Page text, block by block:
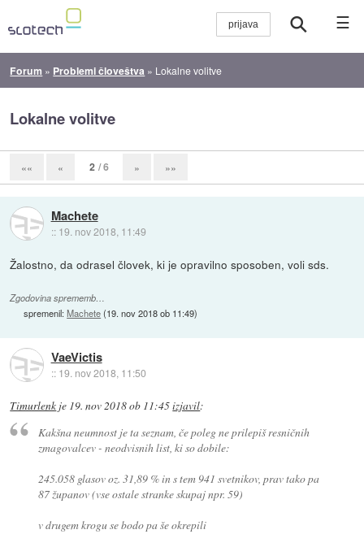
☰
Forum » Problemi človeštva » Lokalne volitve
Lokalne volitve
«« « 2 / 6 » »»
Machete
:: 19. nov 2018, 11:49
Žalostno, da odrasel človek, ki je opravilno sposoben, voli sds.
Zgodovina sprememb…
spremenil:Machete(19. nov 2018 ob 11:49)
VaeVictis
:: 19. nov 2018, 11:50
Timurlenk je 19. nov 2018 ob 11:45izjavil:
Kakšna neumnost je ta seznam, če poleg ne prilepiš resničnih
zmagovalcev - neodvisnih list, ki so dobile:
245.058 glasov oz. 31,89 % in s tem 941 svetnikov, prav tako pa
87 županov (vse ostale stranke skupaj npr. 59)
v drugem krogu se bodo pa še okrepili